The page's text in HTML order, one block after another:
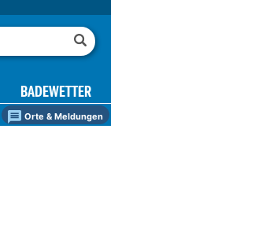
BADEWETTER
Orte & Meldungen